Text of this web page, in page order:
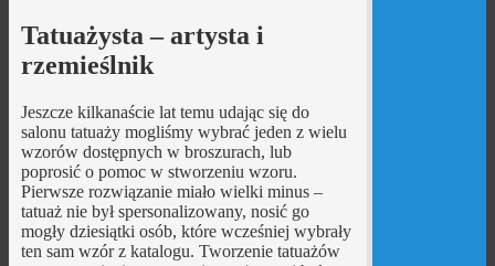
Tatuażysta – artysta i
rzemieślnik
Jeszcze kilkanaście lat temu udając się do
salonu tatuaży mogliśmy wybrać jeden z wielu
wzorów dostępnych w broszurach, lub
poprosić o pomoc w stworzeniu wzoru.
Pierwsze rozwiązanie miało wielki minus –
tatuaż nie był spersonalizowany, nosić go
mogły dziesiątki osób, które wcześniej wybrały
ten sam wzór z katalogu. Tworzenie tatuażów